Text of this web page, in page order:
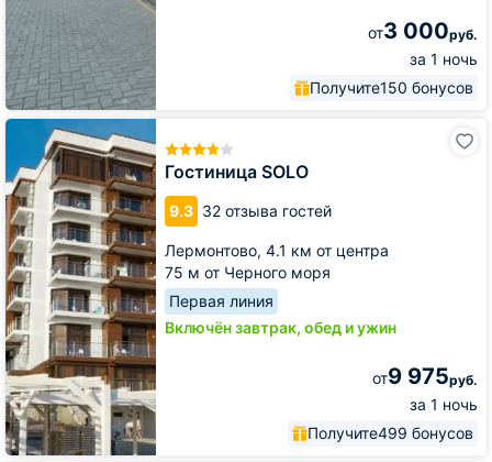
от3 000руб.
за 1 ночь
Получите150 бонусов
Гостиница SOLO
9.3 32 отзыва гостей
Лермонтово, 4.1 км от центра
75 м от Черного моря
Первая линия
Включён завтрак, обед и ужин
от9 975руб.
за 1 ночь
Получите499 бонусов
Гостиница